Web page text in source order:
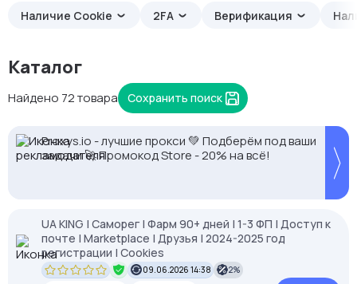
Наличие Cookie 2FA Верификация
Каталог
Найдено 72 товара Сохранить поиск
Proxys.io - лучшие прокси 💚 Подберём под ваши
задачи 🚀 Промокод Store - 20% на всё!
Кешбек до 10% на прокси с NodeMaven.
Используй DRK35 для скидки 35%
UA KING | Саморег | Фарм 90+ дней | 1-3 ФП | Доступ к
почте | Marketplace | Друзья | 2024-2025 год
регистрации | Cookies
09.06.2026 14:38 2%